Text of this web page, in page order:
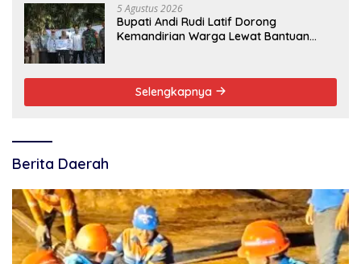
5 Agustus 2026
Bupati Andi Rudi Latif Dorong
Kemandirian Warga Lewat Bantuan
Selengkapnya
Berita Daerah